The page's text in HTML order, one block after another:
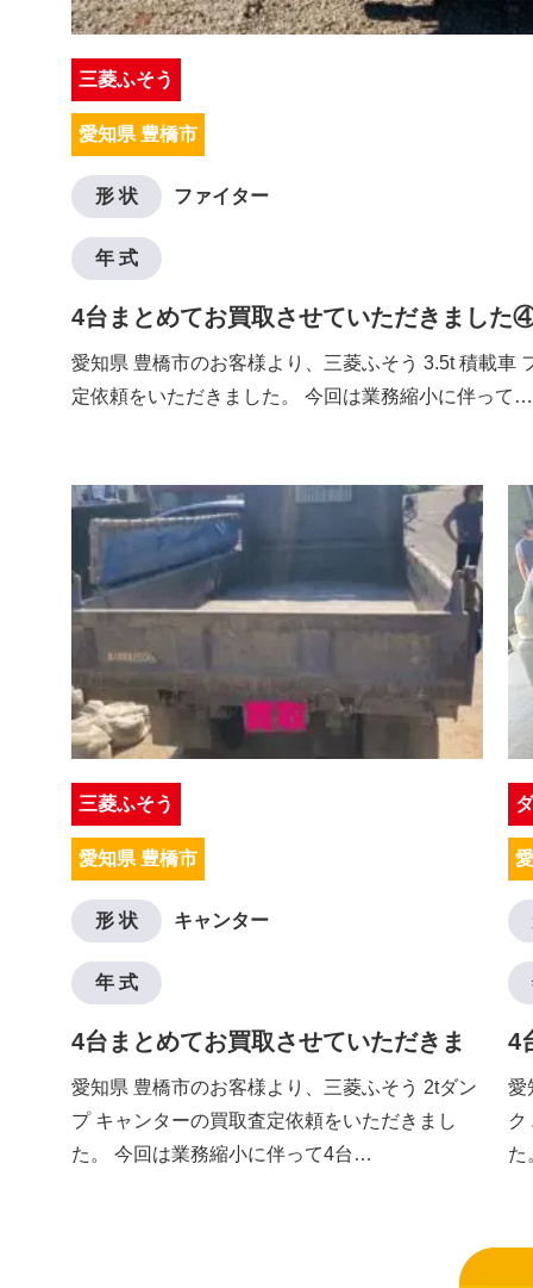
三菱ふそう
愛知県 豊橋市
形 状 ファイター
年 式
4台まとめてお買取させていただきました
愛知県 豊橋市のお客様より、三菱ふそう 3.5t 積載車
定依頼をいただきました。 今回は業務縮小に伴って…
三菱ふそう
愛知県 豊橋市
形 状 キャンター
年 式
4台まとめてお買取させていただきま
した③
愛知県 豊橋市のお客様より、三菱ふそう 2tダン
プ キャンターの買取査定依頼をいただきまし
た。 今回は業務縮小に伴って4台…
4
愛
ク
た